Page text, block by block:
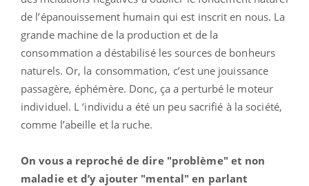
de l’épanouissement humain qui est inscrit en nous. La
grande machine de la production et de la
consommation a déstabilisé les sources de bonheurs
naturels. Or, la consommation, c’est une jouissance
passagère, éphémère. Donc, ça a perturbé le moteur
individuel. L ‘individu a été un peu sacrifié à la société,
comme l’abeille et la ruche.
On vous a reproché de dire "problème" et non
maladie et d’y ajouter "mental" en parlant